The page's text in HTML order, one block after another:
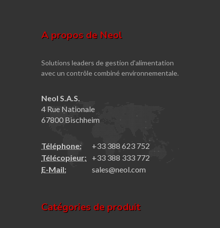
A propos de Neol
Solutions leaders de gestion d'alimentation
avec un contrôle combiné environnementale.
Neol S.A.S.
4 Rue Nationale
67800 Bischheim
Téléphone:
+33 388 623 752
Télécopieur:
+33 388 333 772
E-Mail:
sales@neol.com
Catégories de produit